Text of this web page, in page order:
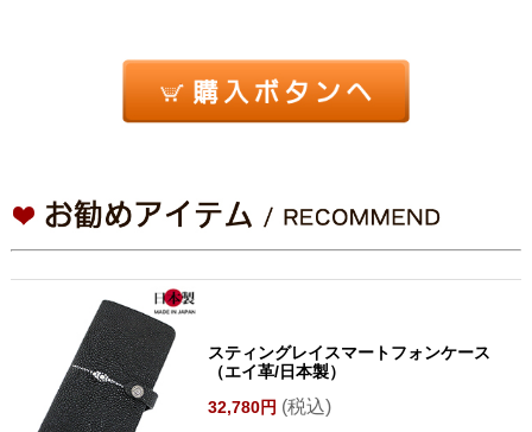
スティングレイスマートフォンケース
（エイ革/日本製）
32,780円 (税込)